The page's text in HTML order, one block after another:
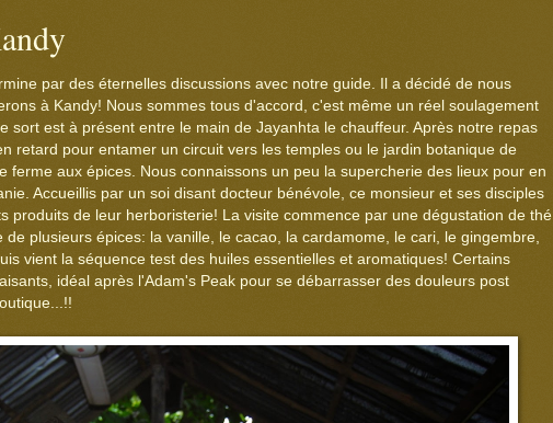
par des éternelles discussions avec notre guide. Il a décidé de nous
à Kandy! Nous sommes tous d'accord, c'est même un réel soulagement
sort est à présent entre le main de Jayanhta le chauffeur. Après notre repas
retard pour entamer un circuit vers les temples ou le jardin botanique de
ferme aux épices. Nous connaissons un peu la supercherie des lieux pour en
Accueillis par un soi disant docteur bénévole, ce monsieur et ses disciples
produits de leur herboristerie! La visite commence par une dégustation de thé
plusieurs épices: la vanille, le cacao, la cardamome, le cari, le gingembre,
vient la séquence test des huiles essentielles et aromatiques! Certains
idéal après l'Adam's Peak pour se débarrasser des douleurs post